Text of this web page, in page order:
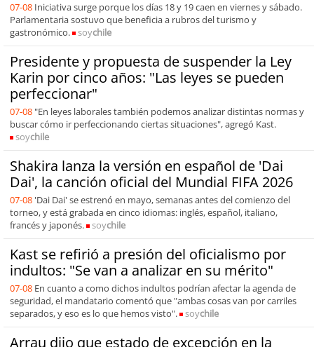
07-08 Iniciativa surge porque los días 18 y 19 caen en viernes y sábado.
Parlamentaria sostuvo que beneficia a rubros del turismo y
gastronómico.
soychile
Presidente y propuesta de suspender la Ley
Karin por cinco años: "Las leyes se pueden
perfeccionar"
07-08 "En leyes laborales también podemos analizar distintas normas y
buscar cómo ir perfeccionando ciertas situaciones", agregó Kast.
soychile
Shakira lanza la versión en español de 'Dai
Dai', la canción oficial del Mundial FIFA 2026
07-08 'Dai Dai' se estrenó en mayo, semanas antes del comienzo del
torneo, y está grabada en cinco idiomas: inglés, español, italiano,
francés y japonés.
soychile
Kast se refirió a presión del oficialismo por
indultos: "Se van a analizar en su mérito"
07-08 En cuanto a como dichos indultos podrían afectar la agenda de
seguridad, el mandatario comentó que "ambas cosas van por carriles
separados, y eso es lo que hemos visto".
soychile
Arrau dijo que estado de excepción en la